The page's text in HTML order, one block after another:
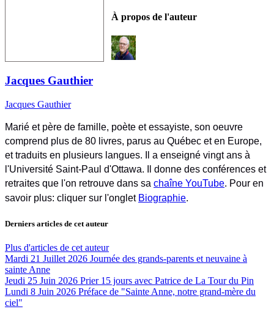
À propos de l'auteur
Jacques Gauthier
Jacques Gauthier
Marié et père de famille, poète et essayiste, son oeuvre
comprend plus de 80 livres, parus au Québec et en Europe,
et traduits en plusieurs langues. Il a enseigné vingt ans à
l'Université Saint-Paul d'Ottawa. Il donne des conférences et
retraites que l'on retrouve dans sa chaîne YouTube. Pour en
savoir plus: cliquer sur l'onglet Biographie.
Derniers articles de cet auteur
Plus d'articles de cet auteur
Mardi 21 Juillet 2026 Journée des grands-parents et neuvaine à
sainte Anne
Jeudi 25 Juin 2026 Prier 15 jours avec Patrice de La Tour du Pin
Lundi 8 Juin 2026 Préface de "Sainte Anne, notre grand-mère du
ciel"